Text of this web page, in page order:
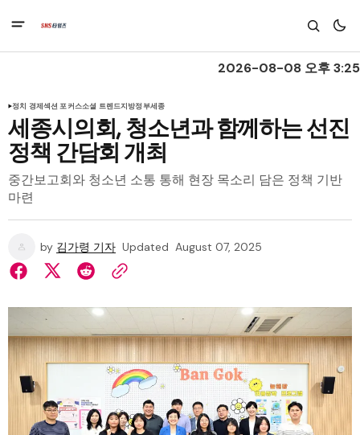
2026-08-08 오후 3:25
정치 경제섹션 포커스소셜 트렌드지방정부세종
세종시의회, 청소년과 함께하는 선진
정책 간담회 개최
중간보고회와 청소년 소통 통해 현장 목소리 담은 정책 기반
마련
by 김가령 기자 Updated August 07, 2025